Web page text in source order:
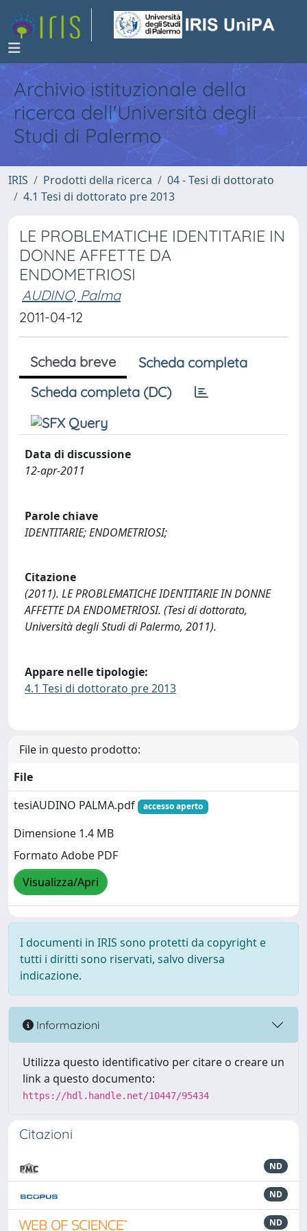
Archivio istituzionale della
ricerca dell'Università degli
Studi di Palermo
IRIS Prodotti della ricerca
04 - Tesi di dottorato
4.1 Tesi di dottorato pre 2013
LE PROBLEMATICHE IDENTITARIE IN
DONNE AFFETTE DA
ENDOMETRIOSI
AUDINO, Palma
2011-04-12
Scheda breve
Scheda completa
Scheda completa (DC)
Data di discussione
12-apr-2011
Parole chiave
IDENTITARIE; ENDOMETRIOSI;
Citazione
(2011). LE PROBLEMATICHE IDENTITARIE IN DONNE
AFFETTE DA ENDOMETRIOSI. (Tesi di dottorato,
Università degli Studi di Palermo, 2011).
Appare nelle tipologie:
4.1 Tesi di dottorato pre 2013
File in questo prodotto:
File
tesiAUDINO PALMA.pdf
accesso aperto
Dimensione 1.4 MB
Formato Adobe PDF
Visualizza/Apri
I documenti in IRIS sono protetti da copyright e
tutti i diritti sono riservati, salvo diversa
indicazione.
Informazioni
Utilizza questo identificativo per citare o creare un
link a questo documento:
https://hdl.handle.net/10447/95434
Citazioni
ND
ND
ND